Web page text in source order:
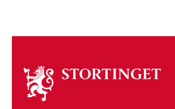
Om
stortinget